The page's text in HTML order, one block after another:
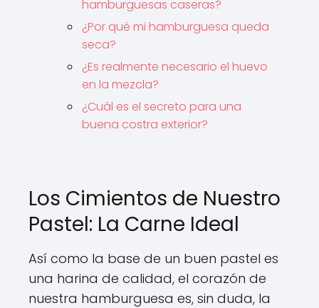
hamburguesas caseras?
¿Por qué mi hamburguesa queda
seca?
¿Es realmente necesario el huevo
en la mezcla?
¿Cuál es el secreto para una
buena costra exterior?
Los Cimientos de Nuestro
Pastel: La Carne Ideal
Así como la base de un buen pastel es
una harina de calidad, el corazón de
nuestra hamburguesa es, sin duda, la